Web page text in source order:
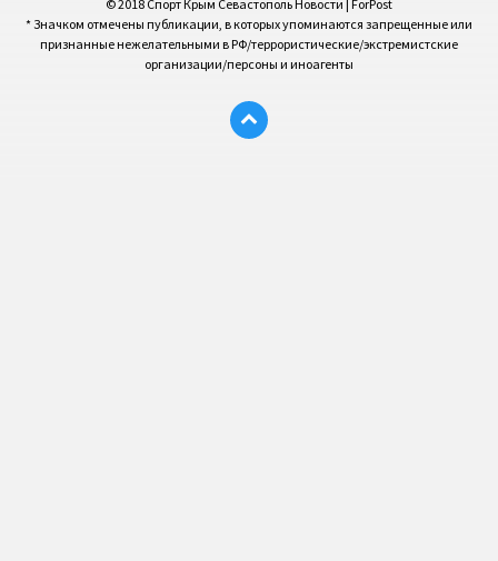
© 2018 Спорт Крым Севастополь Новости | ForPost
* Значком отмечены публикации, в которых упоминаются запрещенные или
признанные нежелательными в РФ/террористические/экстремистские
организации/персоны и иноагенты